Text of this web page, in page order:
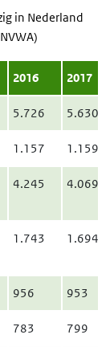
in Nederland
2016 2017
5.726 5.630
1.157 1.159
4.245 4.069
1.743 1.694
956 953
783 799